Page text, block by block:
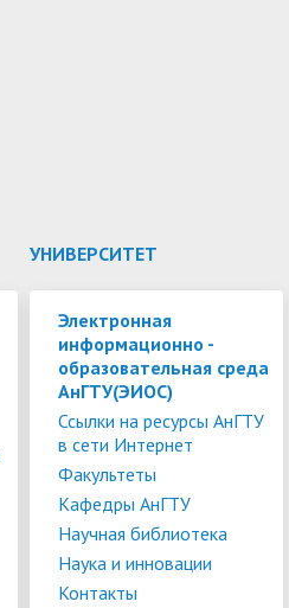
УНИВЕРСИТЕТ
Электронная
информационно -
образовательная среда
АнГТУ(ЭИОС)
Ссылки на ресурсы АнГТУ
в сети Интернет
Факультеты
Кафедры АнГТУ
Научная библиотека
Наука и инновации
Контакты